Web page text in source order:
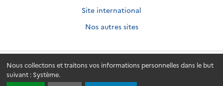
Nous collectons et traitons vos informations personnelles dans le but
suivant : Système.
Site international
Nos autres sites
Andra.fr © 2026 - Andra. Tous droits réservés.